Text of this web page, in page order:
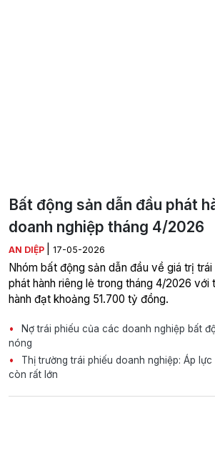
Bất động sản dẫn đầu phát
doanh nghiệp tháng 4/2026
AN DIỆP 17-05-2026
Nhóm bất động sản dẫn đầu về giá trị
phát hành riêng lẻ trong tháng 4/2026 với
hành đạt khoảng 51.700 tỷ đồng.
Nợ trái phiếu của các doanh nghiệp bất
nóng
Thị trường trái phiếu doanh nghiệp: Áp
còn rất lớn